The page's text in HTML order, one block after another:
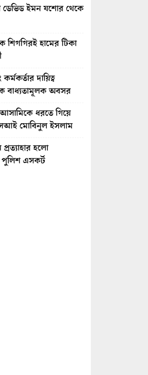
ডেভিড ইমন যশোর থেকে
হামের টিকা
দায়িত্ব
বাধ্যতামূলক অবসর
আসামিকে ধরতে গিয়ে
মোবিনুল ইসলাম
প্রত্যাহার হলো
পুলিশ এসকর্ট